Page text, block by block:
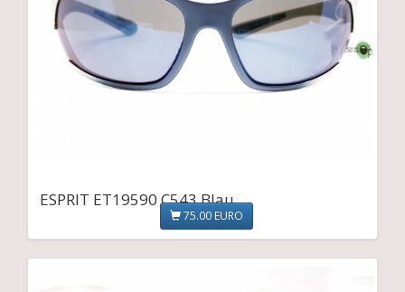
ESPRIT ET19590 C543 Blau
75.00 EURO